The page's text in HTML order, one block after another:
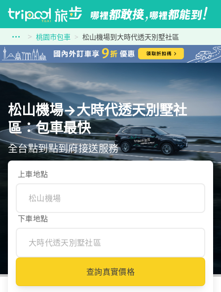
桃園市包車 松山機場到大時代透天別墅社區
松山機場→大時代透天別墅社
區：包車最快
全台點到點到府接送服務
上車地點
下車地點
查詢真實價格